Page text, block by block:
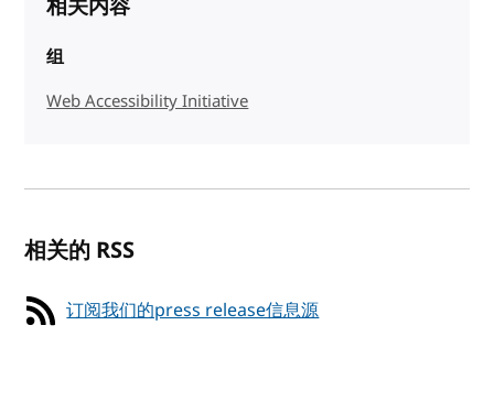
相关内容
组
Web Accessibility Initiative
相关的 RSS
订阅我们的press release信息源